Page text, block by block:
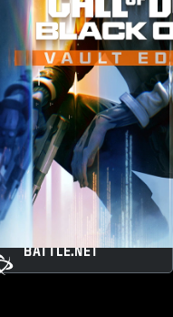
BÓVEDA
o una suscripción de
XBOX PC
BATTLE.NET